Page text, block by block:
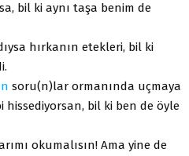
bil ki aynı taşa benim de
hırkanın etekleri, bil ki
soru(n)lar ormanında uçmaya
hissediyorsan, bil ki ben de öyle
okumalısın! Ama yine de